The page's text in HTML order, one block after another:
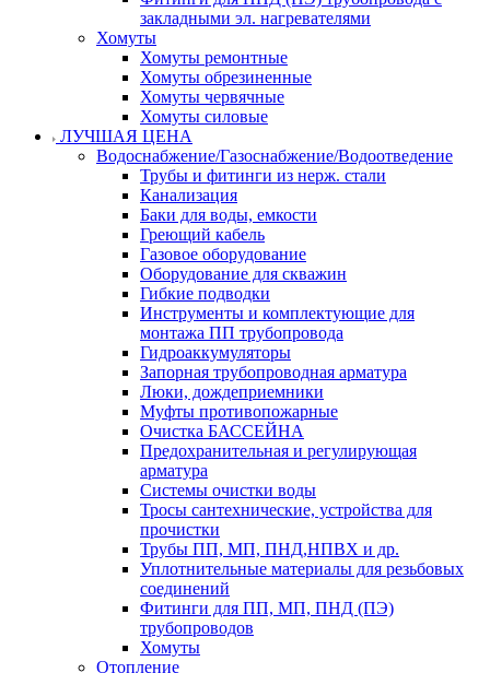
закладными эл. нагревателями
Хомуты
Хомуты ремонтные
Хомуты обрезиненные
Хомуты червячные
Хомуты силовые
ЛУЧШАЯ ЦЕНА
Водоснабжение/Газоснабжение/Водоотведение
Трубы и фитинги из нерж. стали
Канализация
Баки для воды, емкости
Греющий кабель
Газовое оборудование
Оборудование для скважин
Гибкие подводки
Инструменты и комплектующие для
монтажа ПП трубопровода
Гидроаккумуляторы
Запорная трубопроводная арматура
Люки, дождеприемники
Муфты противопожарные
Очистка БАССЕЙНА
Предохранительная и регулирующая
арматура
Системы очистки воды
Тросы сантехнические, устройства для
прочистки
Трубы ПП, МП, ПНД,НПВХ и др.
Уплотнительные материалы для резьбовых
соединений
Фитинги для ПП, МП, ПНД (ПЭ)
трубопроводов
Хомуты
Отопление